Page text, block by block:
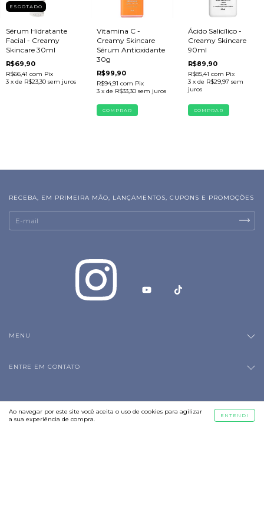
Ao navegar por este site você aceita o uso de cookies para agilizar
a sua experiência de compra.
ENTENDI
ESGOTADO
Sérum Hidratante
Facial - Creamy
Skincare 30ml
R$69,90
R$66,41 com Pix
3 x de R$23,30 sem juros
Vitamina C -
Creamy Skincare
Sérum Antioxidante
30g
R$99,90
R$94,91com Pix
3 x de R$33,30 sem juros
Ácido Salicílico -
Creamy Skincare
90ml
R$89,90
R$85,41 com Pix
3 x de R$29,97 sem
juros
RECEBA, EM PRIMEIRA MÃO, LANÇAMENTOS, CUPONS E PROMOÇÕES
MENU
ENTRE EM CONTATO